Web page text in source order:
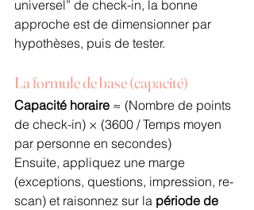
universel” de check-in, la bonne
approche est de dimensionner par
hypothèses, puis de tester.
La formule de base (capacité)
Capacité horaire ≈ (Nombre de points
de check-in) × (3600 / Temps moyen
par personne en secondes)
Ensuite, appliquez une marge
(exceptions, questions, impression, re-
scan) et raisonnez sur la période de